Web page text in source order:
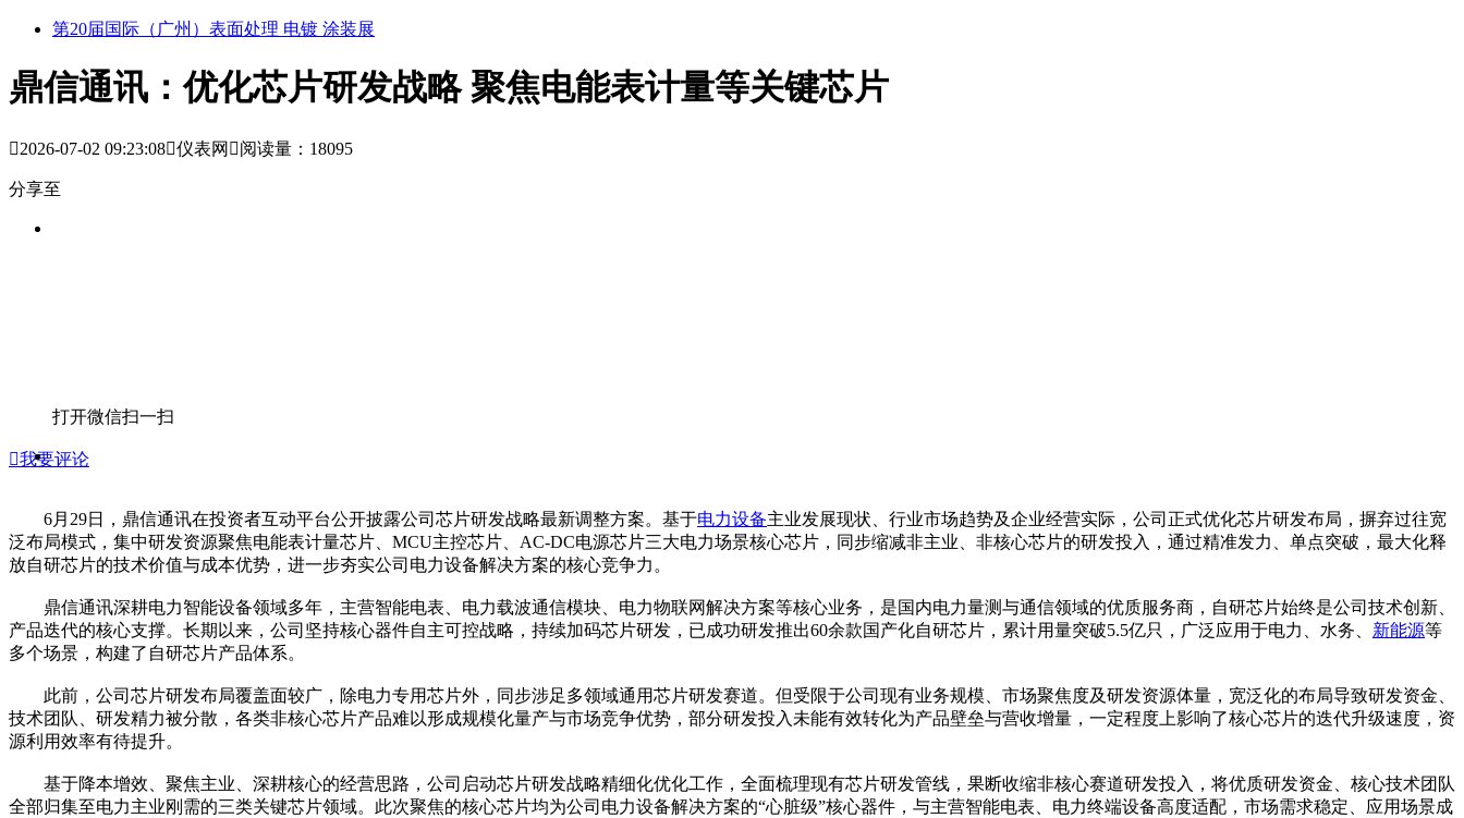
第20届国际（广州）表面处理 电镀 涂装展
鼎信通讯：优化芯片研发战略 聚焦电能表计量等关键芯片
2026-07-02 09:23:08仪表网 阅读量：18095
分享至
打开微信扫一扫
我要评论
6月29日，鼎信通讯在投资者互动平台公开披露公司芯片研发战略最新调整方案。基于电力设备主业发展现状、行业市场趋势及企业经营实际，公司正式优化芯片研发布局，摒弃过往宽
泛布局模式，集中研发资源聚焦电能表计量芯片、MCU主控芯片、AC-DC电源芯片三大电力场景核心芯片，同步缩减非主业、非核心芯片的研发投入，通过精准发力、单点突破，最大化释
放自研芯片的技术价值与成本优势，进一步夯实公司电力设备解决方案的核心竞争力。
鼎信通讯深耕电力智能设备领域多年，主营智能电表、电力载波通信模块、电力物联网解决方案等核心业务，是国内电力量测与通信领域的优质服务商，自研芯片始终是公司技术创新、
产品迭代的核心支撑。长期以来，公司坚持核心器件自主可控战略，持续加码芯片研发，已成功研发推出60余款国产化自研芯片，累计用量突破5.5亿只，广泛应用于电力、水务、 新能源等
多个场景，构建了自研芯片产品体系。
此前，公司芯片研发布局覆盖面较广，除电力专用芯片外，同步涉足多领域通用芯片研发赛道。但受限于公司现有业务规模、市场聚焦度及研发资源体量，宽泛化的布局导致研发资金、
技术团队、研发精力被分散，各类非核心芯片产品难以形成规模化量产与市场竞争优势，部分研发投入未能有效转化为产品壁垒与营收增量，一定程度上影响了核心芯片的迭代升级速度，资
源利用效率有待提升。
基于降本增效、聚焦主业、深耕核心的经营思路，公司启动芯片研发战略精细化优化工作，全面梳理现有芯片研发管线，果断收缩非核心赛道研发投入，将优质研发资金、核心技术团队
全部归集至电力主业刚需的三类关键芯片领域。此次聚焦的核心芯片均为公司电力设备解决方案的“心脏级”核心器件，与主营智能电表、电力终端设备高度适配，市场需求稳定、应用场景成